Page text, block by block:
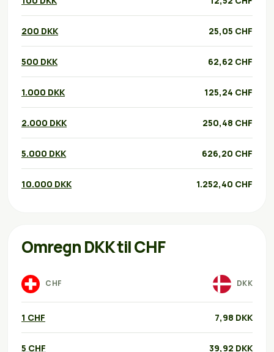
200 DKK 25,05 CHF
500 DKK 62,62 CHF
1.000 DKK 125,24 CHF
2.000 DKK 250,48 CHF
5.000 DKK 626,20 CHF
10.000 DKK 1.252,40 CHF
Omregn DKK til CHF
CHF DKK
1 CHF 7,98 DKK
5 CHF 39,92 DKK